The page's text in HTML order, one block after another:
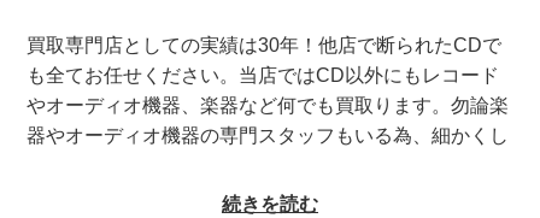
買取専門店としての実績は30年！他店で断られたCDで
も全てお任せください。当店ではCD以外にもレコード
やオーディオ機器、楽器など何でも買取ります。勿論楽
器やオーディオ機器の専門スタッフもいる為、細かくし
買取専門店もある為、古いレコードの処分に困っている
続きを読む